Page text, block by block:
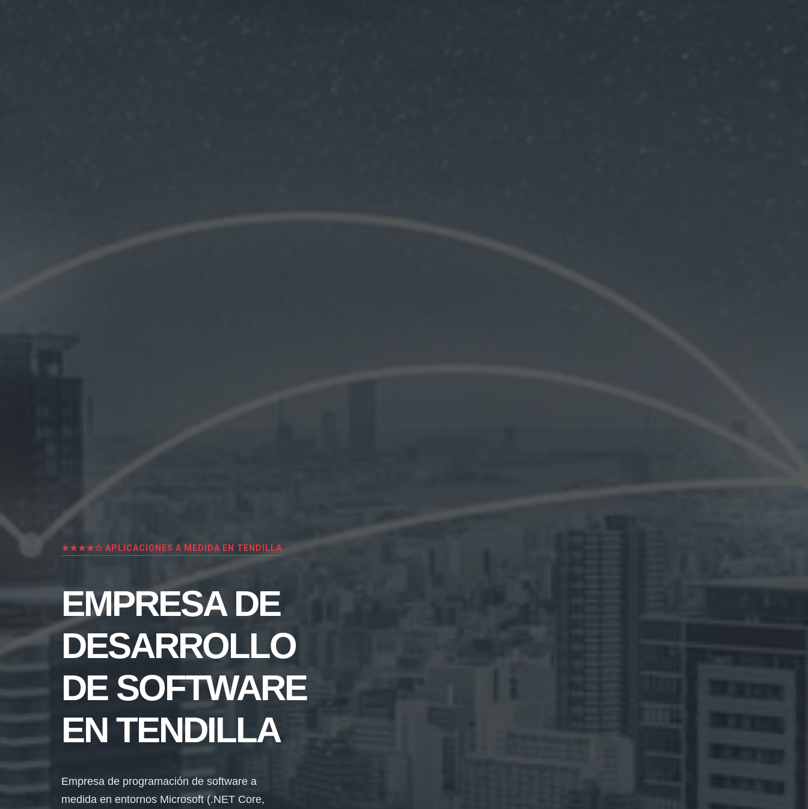
★★★★✩ APLICACIONES A MEDIDA EN TENDILLA
EMPRESA DE
DESARROLLO
DE SOFTWARE
EN TENDILLA
Empresa de programación de software a
medida en entornos Microsoft (.NET Core,